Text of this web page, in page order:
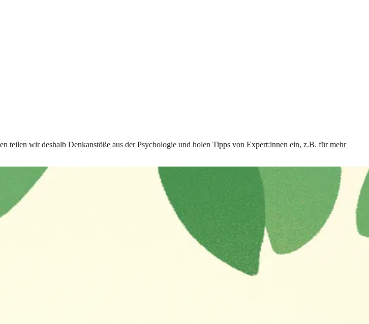
teilen wir deshalb Denkanstöße aus der Psychologie und holen Tipps von Expert:innen ein, z.B. für mehr